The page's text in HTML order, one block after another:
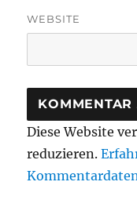
WEBSITE
Diese Website
reduzieren.